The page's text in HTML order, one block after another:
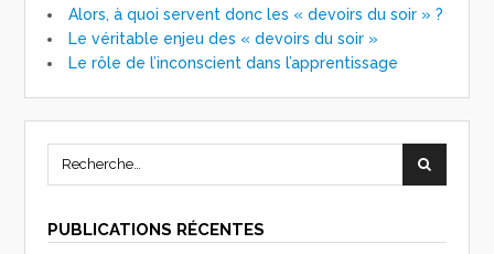
Alors, à quoi servent donc les « devoirs du soir » ?
Le véritable enjeu des « devoirs du soir »
Le rôle de l’inconscient dans l’apprentissage
PUBLICATIONS RÉCENTES